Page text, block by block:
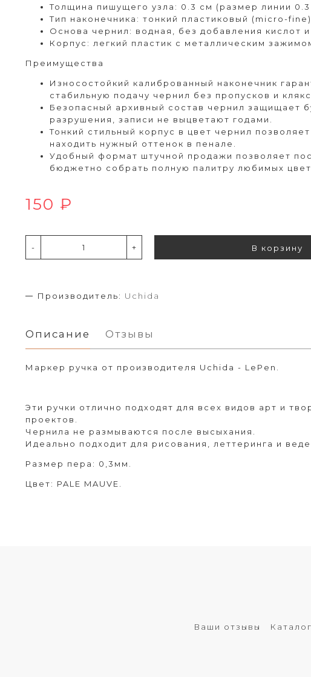
Толщина пишущего узла: 0.3 см (размер линии
Тип наконечника: тонкий пластиковый (micro-fine)
Основа чернил: водная, без добавления кислот и
Корпус: легкий пластик с металлическим
Преимущества
Износостойкий калиброванный наконечник
стабильную подачу чернил без пропусков и клякс.
Безопасный архивный состав чернил защищает
разрушения, записи не выцветают годами.
Тонкий стильный корпус в цвет чернил
находить нужный оттенок в пенале.
Удобный формат штучной продажи позволяет
бюджетно собрать полную палитру любимых
150 ₽
- + В корзину
Производитель: Uchida
Описание Отзывы
Маркер ручка от производителя Uchida - LePen.
Эти ручки отлично подходят для всех видов арт и
проектов.
Чернила не размываются после высыхания.
Идеально подходит для рисования, леттеринга и
Размер пера: 0,3мм.
Цвет: PALE MAUVE.
Ваши отзывы Каталог